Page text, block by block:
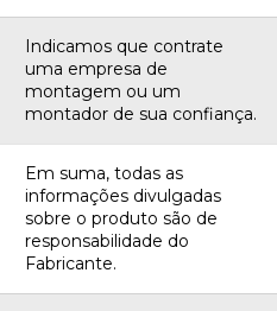
Indicamos que contrate
uma empresa de
montagem ou um
montador de sua confiança.
Em suma, todas as
informações divulgadas
sobre o produto são de
responsabilidade do
Fabricante.